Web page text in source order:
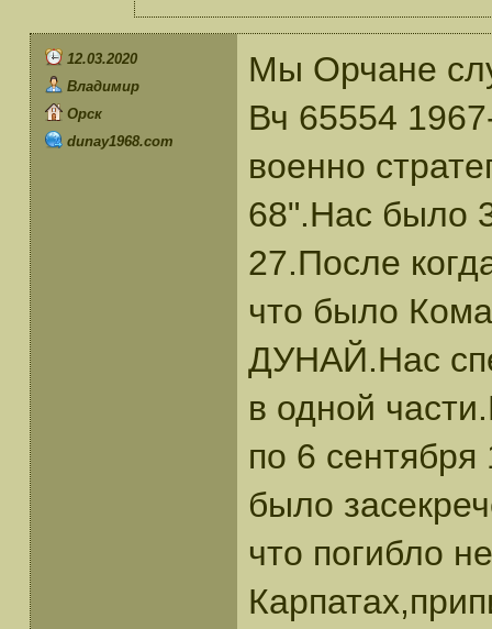
12.03.2020
Владимир
Орск
dunay1968.com
Мы Орчане
Вч 65554
военно
68".Нас было
27.После
что было
ДУНАЙ.Нас
в одной
по 6 сентября
было
что погибло